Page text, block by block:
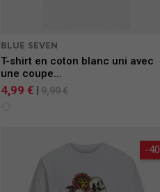
BLUE SEVEN
T-shirt en coton blanc uni avec
une coupe...
4,99 € 9,99 €
-